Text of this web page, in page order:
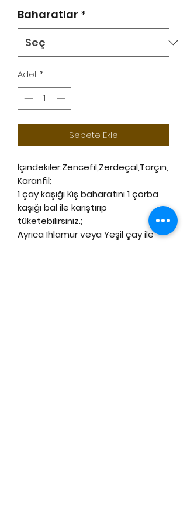
Baharatlar *
Adet*
Sepete Ekle
İçindekiler:Zencefil,Zerdeçal,Tarçın,
Karanfil;
1 çay kaşığı Kış baharatını 1 çorba
kaşığı bal ile karıştırıp
tüketebilirsiniz.;
Ayrıca Ihlamur veya Yeşil çay ile